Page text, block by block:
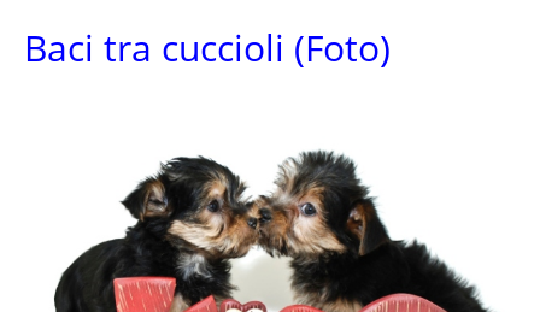
Baci tra cuccioli (Foto)